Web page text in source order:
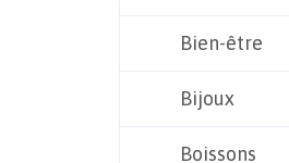
Bien-être
Bijoux
Boissons